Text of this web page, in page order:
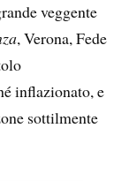
veggente
, Verona, Fede
inflazionato, e
sottilmente